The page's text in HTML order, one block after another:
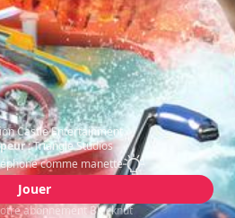
Castle Entertainment
:Triangle Studios
comme manette
Jouer
abonnement Blacknut